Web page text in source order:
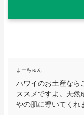
まーちゅん
ハワイのお土産なら
ススメですよ。天然
やの肌に導いてくれ